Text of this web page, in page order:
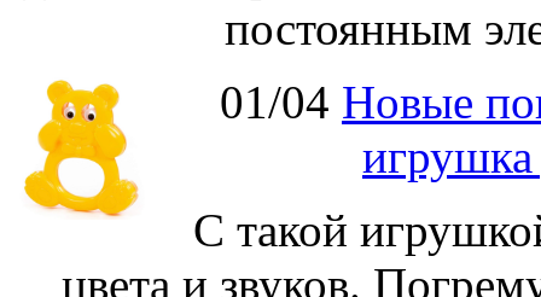
постоянным
01/04 Новые
С такой
цвета и звуков.